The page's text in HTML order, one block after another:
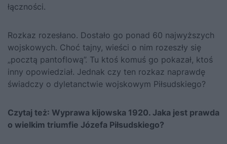
łączności.
Rozkaz rozesłano. Dostało go ponad 60 najwyższych
wojskowych. Choć tajny, wieści o nim rozeszły się
„pocztą pantoflową”. Tu ktoś komuś go pokazał, ktoś
inny opowiedział. Jednak czy ten rozkaz naprawdę
świadczy o dyletanctwie wojskowym Piłsudskiego?
Czytaj też: Wyprawa kijowska 1920. Jaka jest prawda
o wielkim triumfie Józefa Piłsudskiego?